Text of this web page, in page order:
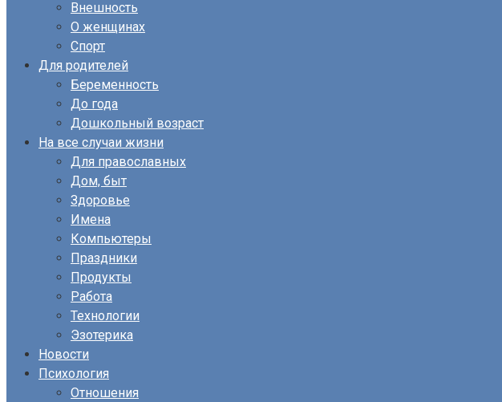
Внешность
О женщинах
Спорт
Для родителей
Беременность
До года
Дошкольный возраст
На все случаи жизни
Для православных
Дом, быт
Здоровье
Имена
Компьютеры
Праздники
Продукты
Работа
Технологии
Эзотерика
Новости
Психология
Отношения